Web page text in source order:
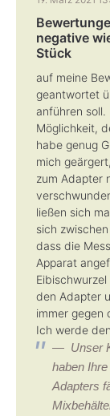
negative
Stück
auf meine
geantwortet
anführen
Möglichkeit,
habe genug
mich
zum Adapter
ließen sich
sich
dass die
Apparat
den Adapter
immer gegen
Ich werde
Unser
haben
Adapters